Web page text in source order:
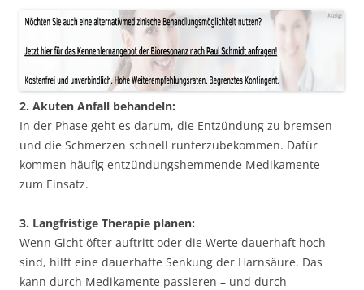
2. Akuten Anfall behandeln:
In der Phase geht es darum, die Entzündung zu bremsen
und die Schmerzen schnell runterzubekommen. Dafür
kommen häufig entzündungshemmende Medikamente
zum Einsatz.
3. Langfristige Therapie planen:
Wenn Gicht öfter auftritt oder die Werte dauerhaft hoch
sind, hilft eine dauerhafte Senkung der Harnsäure. Das
kann durch Medikamente passieren – und durch